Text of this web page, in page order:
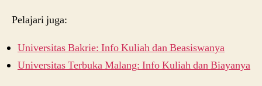
Pelajari juga:
Universitas Bakrie: Info Kuliah dan Beasiswanya
Universitas Terbuka Malang: Info Kuliah dan Biayanya